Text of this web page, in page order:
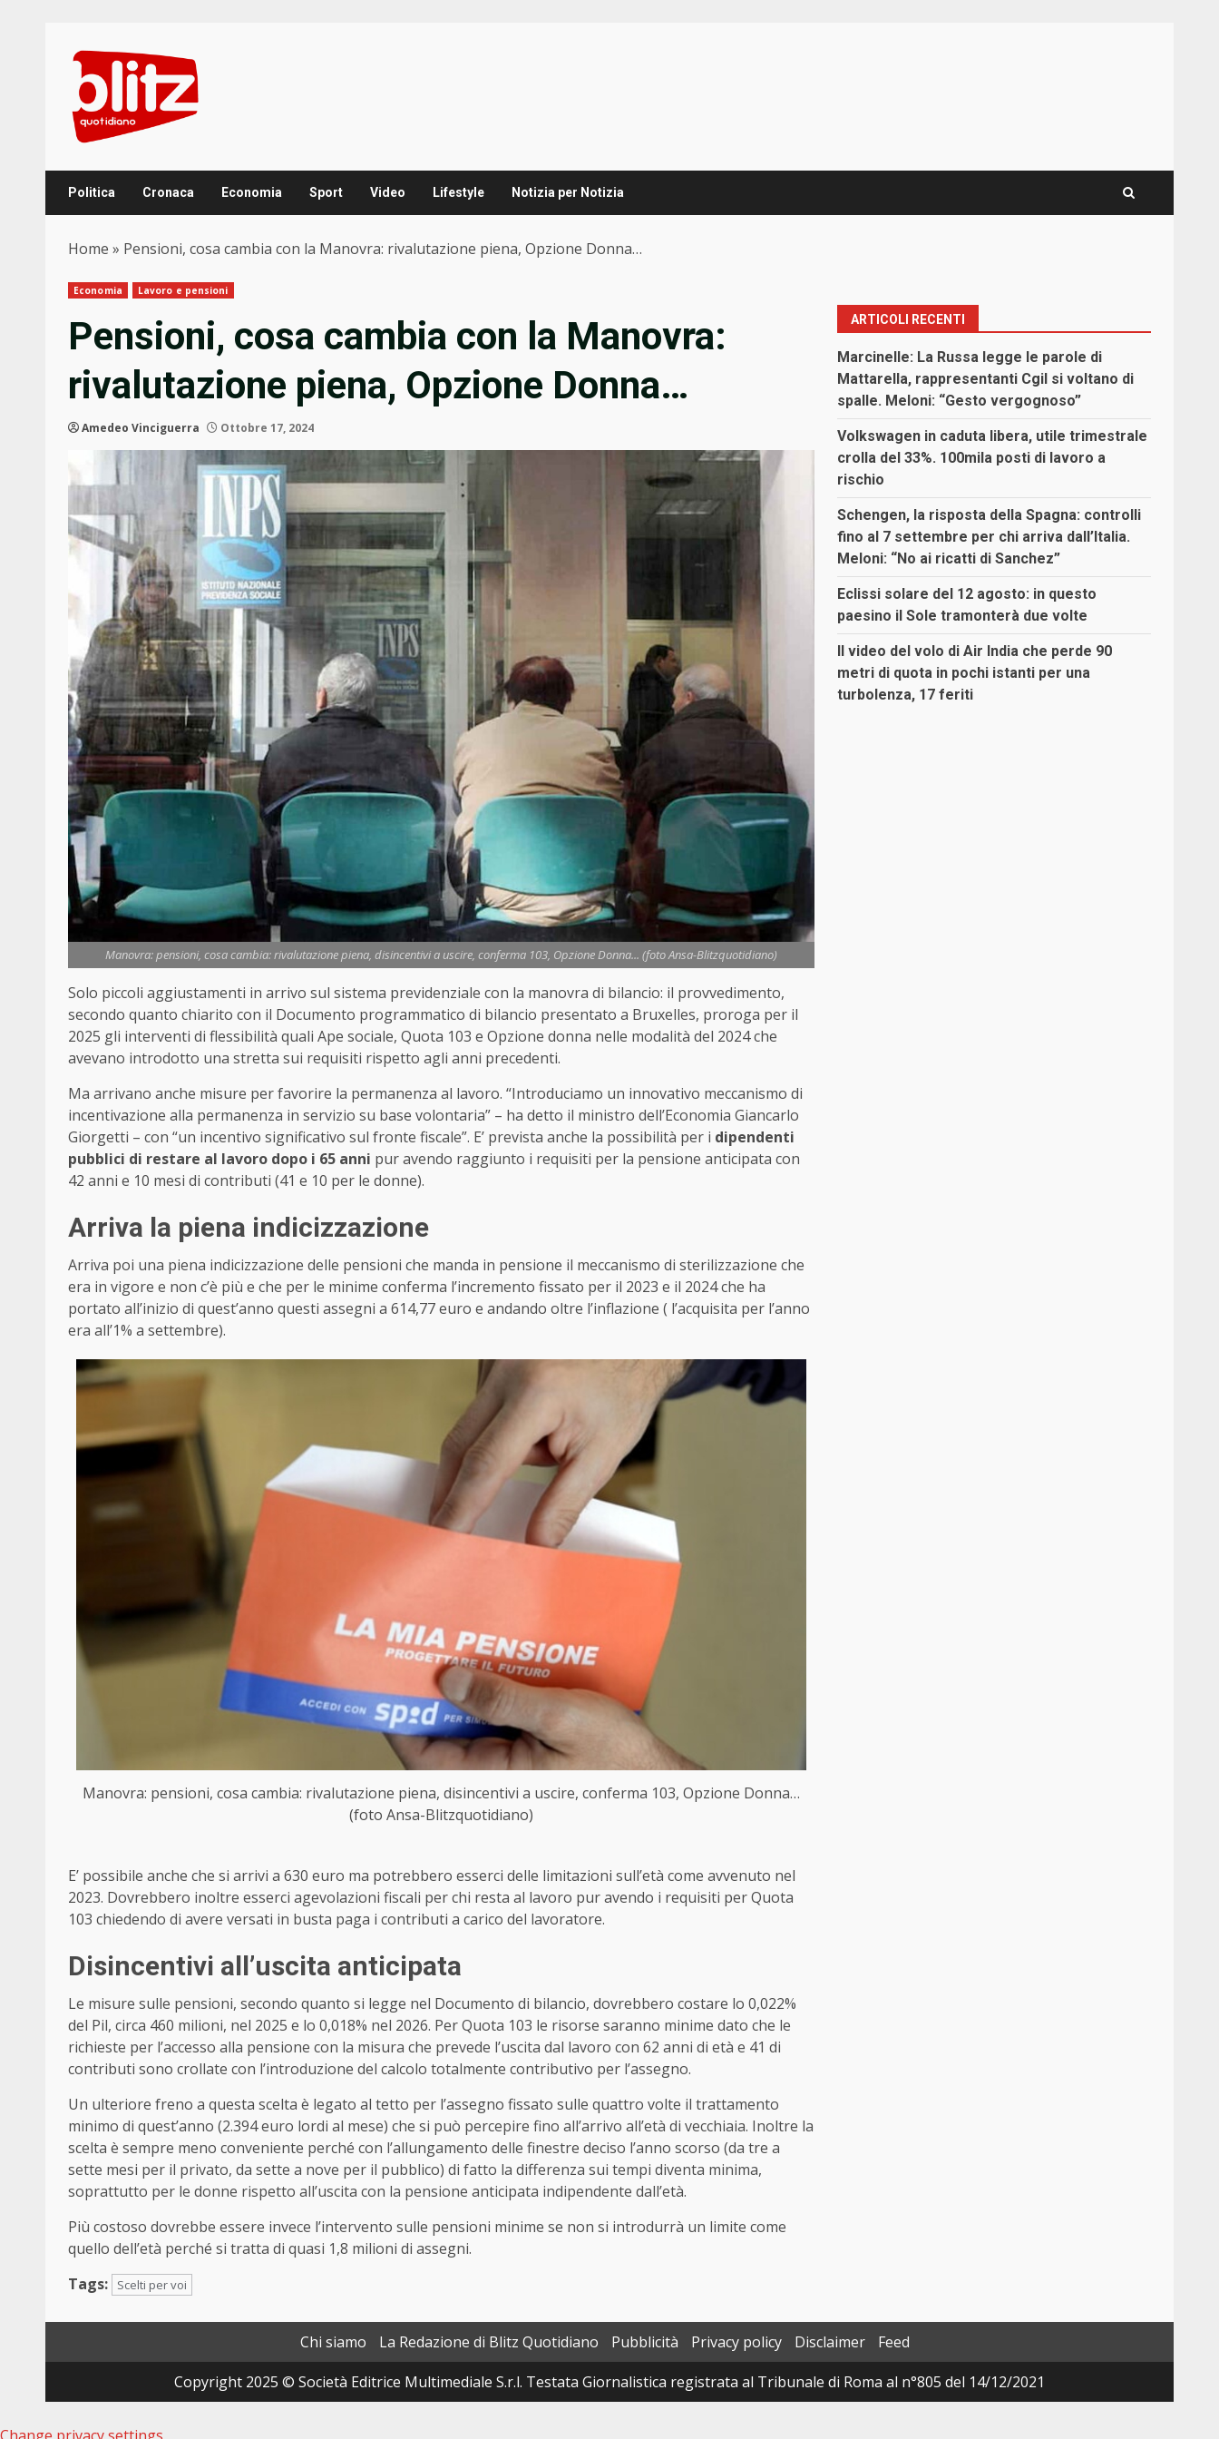
content
Politica Cronaca Economia Sport Video Lifestyle Notizia per Notizia
Home » Pensioni, cosa cambia con la Manovra: rivalutazione piena, Opzione Donna…
Economia Lavoro e pensioni
Pensioni, cosa cambia con la Manovra:
rivalutazione piena, Opzione Donna…
Amedeo Vinciguerra Ottobre 17, 2024
Manovra: pensioni, cosa cambia: rivalutazione piena, disincentivi a uscire, conferma 103, Opzione Donna... (foto Ansa-Blitzquotidiano)
Solo piccoli aggiustamenti in arrivo sul sistema previdenziale con la manovra di bilancio: il provvedimento,
secondo quanto chiarito con il Documento programmatico di bilancio presentato a Bruxelles, proroga per il
2025 gli interventi di flessibilità quali Ape sociale, Quota 103 e Opzione donna nelle modalità del 2024 che
avevano introdotto una stretta sui requisiti rispetto agli anni precedenti.
Ma arrivano anche misure per favorire la permanenza al lavoro. “Introduciamo un innovativo meccanismo di
incentivazione alla permanenza in servizio su base volontaria” – ha detto il ministro dell’Economia Giancarlo
Giorgetti – con “un incentivo significativo sul fronte fiscale”. E’ prevista anche la possibilità per i dipendenti
pubblici di restare al lavoro dopo i 65 anni pur avendo raggiunto i requisiti per la pensione anticipata con
42 anni e 10 mesi di contributi (41 e 10 per le donne).
Arriva la piena indicizzazione
Arriva poi una piena indicizzazione delle pensioni che manda in pensione il meccanismo di sterilizzazione che
era in vigore e non c’è più e che per le minime conferma l’incremento fissato per il 2023 e il 2024 che ha
portato all’inizio di quest’anno questi assegni a 614,77 euro e andando oltre l’inflazione ( l’acquisita per l’anno
era all’1% a settembre).
Manovra: pensioni, cosa cambia: rivalutazione piena, disincentivi a uscire, conferma 103, Opzione Donna…
(foto Ansa-Blitzquotidiano)
E’ possibile anche che si arrivi a 630 euro ma potrebbero esserci delle limitazioni sull’età come avvenuto nel
2023. Dovrebbero inoltre esserci agevolazioni fiscali per chi resta al lavoro pur avendo i requisiti per Quota
103 chiedendo di avere versati in busta paga i contributi a carico del lavoratore.
Disincentivi all’uscita anticipata
Le misure sulle pensioni, secondo quanto si legge nel Documento di bilancio, dovrebbero costare lo 0,022%
del Pil, circa 460 milioni, nel 2025 e lo 0,018% nel 2026. Per Quota 103 le risorse saranno minime dato che le
richieste per l’accesso alla pensione con la misura che prevede l’uscita dal lavoro con 62 anni di età e 41 di
contributi sono crollate con l’introduzione del calcolo totalmente contributivo per l’assegno.
Un ulteriore freno a questa scelta è legato al tetto per l’assegno fissato sulle quattro volte il trattamento
minimo di quest’anno (2.394 euro lordi al mese) che si può percepire fino all’arrivo all’età di vecchiaia. Inoltre la
scelta è sempre meno conveniente perché con l’allungamento delle finestre deciso l’anno scorso (da tre a
sette mesi per il privato, da sette a nove per il pubblico) di fatto la differenza sui tempi diventa minima,
soprattutto per le donne rispetto all’uscita con la pensione anticipata indipendente dall’età.
Più costoso dovrebbe essere invece l’intervento sulle pensioni minime se non si introdurrà un limite come
quello dell’età perché si tratta di quasi 1,8 milioni di assegni.
Tags:
Scelti per voi
ARTICOLI RECENTI
Marcinelle: La Russa legge le parole di
Mattarella, rappresentanti Cgil si voltano di
spalle. Meloni: “Gesto vergognoso”
Volkswagen in caduta libera, utile trimestrale
crolla del 33%. 100mila posti di lavoro a
rischio
Schengen, la risposta della Spagna: controlli
fino al 7 settembre per chi arriva dall’Italia.
Meloni: “No ai ricatti di Sanchez”
Eclissi solare del 12 agosto: in questo
paesino il Sole tramonterà due volte
Il video del volo di Air India che perde 90
metri di quota in pochi istanti per una
turbolenza, 17 feriti
Chi siamo La Redazione di Blitz Quotidiano Pubblicità Privacy policy Disclaimer
Feed
Copyright 2025 © Società Editrice Multimediale S.r.l. Testata Giornalistica registrata al Tribunale di Roma al n°805 del 14/12/2021